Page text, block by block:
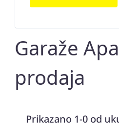
Garaže
prodaja
Prikazano 1-0 od